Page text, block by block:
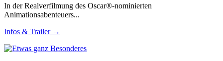
In der Realverfilmung des Oscar®-nominierten
Animationsabenteuers...
Infos & Trailer →